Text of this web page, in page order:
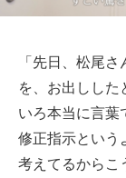
「先日、松尾
を、お出しした
いろ本当に言葉
修正指示という
考えてるからこ